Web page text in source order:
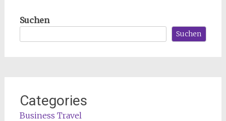
Suchen
Suchen
Categories
Business Travel